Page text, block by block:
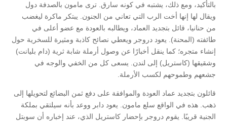
بالتأكيد، ومع ذلك، يشتبه في كونه سارق. ترى مامون بالصدفة دول
ويقال لها إنها أخت الرب التي تعاني من الجنون. يبتكر ماكرة ليغضب
من حنانيا، قائل بتجديد العماد، ويطالبه بالعودة مع عضو أعلى في
طائفته (المحنة). يعود دروجر ويعطي نصائح كاذبة ومثيرة للسخرية حول
إنشاء متجره؛ كما ينقل أخبارًا عن وصول أرملة شابة ثرية (دام بليانت)
وشقيقها (كاستريل) إلى لندن. يسعى كل من الخفي والوجه في
جشعهم وطموحهم لكسب الأرملة.
قائلون بتجديد عماد العودة والموافقة على دفع ثمن البضائع لتحويلها إلى
ذهب. هذه في الواقع سلع مامون. يعود دابر ووعد بأنه سيلتقي بملكة
الجنية قريبًا. يقوم دروجر بإحضار كاستريل الذي، عند إخباره أن سوبتل